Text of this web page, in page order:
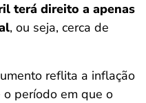
terá direito a apenas
, ou seja, cerca de
reflita a inflação
período em que o